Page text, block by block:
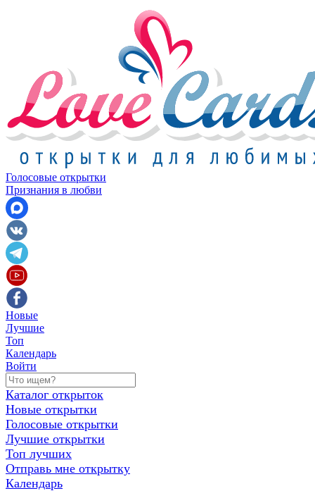
Голосовые открытки
Признания в любви
Новые
Лучшие
Топ
Календарь
Войти
Каталог открыток
Новые открытки
Голосовые открытки
Лучшие открытки
Топ лучших
Отправь мне открытку
Календарь